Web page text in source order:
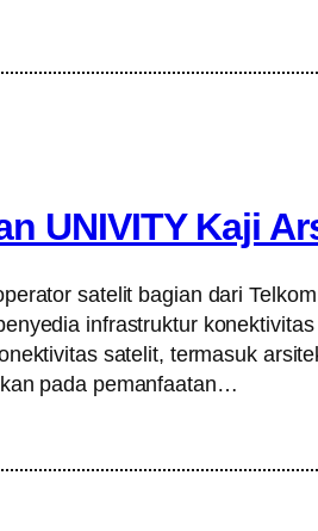
UNIVITY Kaji
satelit bagian dari
infrastruktur
satelit, termasuk
pada pemanfaatan…